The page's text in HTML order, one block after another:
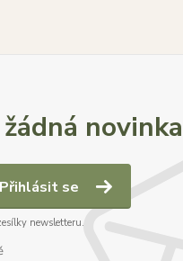
Přihlásit se
newsletteru.